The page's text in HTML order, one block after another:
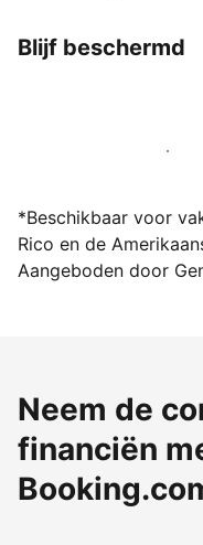
Blijf beschermd
Word vandaag nog
*Beschikbaar voor
Rico en de
Aangeboden door
Neem de
financiën